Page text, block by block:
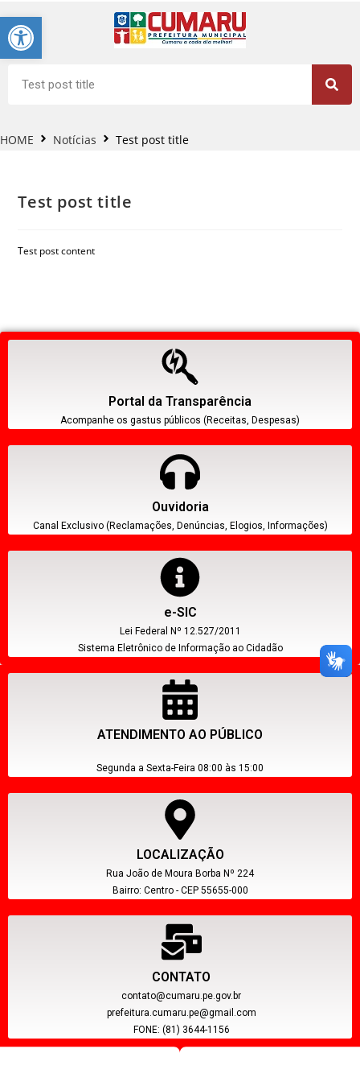
Barra de Ferramentas Aberta
HOME Notícias Test post title
Test post title
Test post content
Portal da Transparência
Acompanhe os gastus públicos (Receitas, Despesas)
Ouvidoria
Canal Exclusivo (Reclamações, Denúncias, Elogios, Informações)
e-SIC
Lei Federal Nº 12.527/2011
Sistema Eletrônico de Informação ao Cidadão
ATENDIMENTO AO PÚBLICO
Segunda a Sexta-Feira 08:00 às 15:00
LOCALIZAÇÃO
Rua João de Moura Borba Nº 224
Bairro: Centro - CEP 55655-000
CONTATO
contato@cumaru.pe.gov.br
prefeitura.cumaru.pe@gmail.com
FONE: (81) 3644-1156